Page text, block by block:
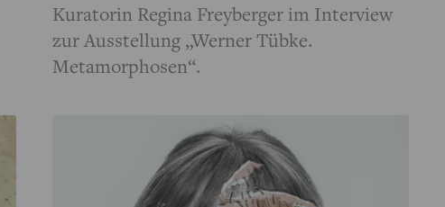
Kuratorin Regina Freyberger im Interview
zur Ausstellung „Werner Tübke.
Metamorphosen“.